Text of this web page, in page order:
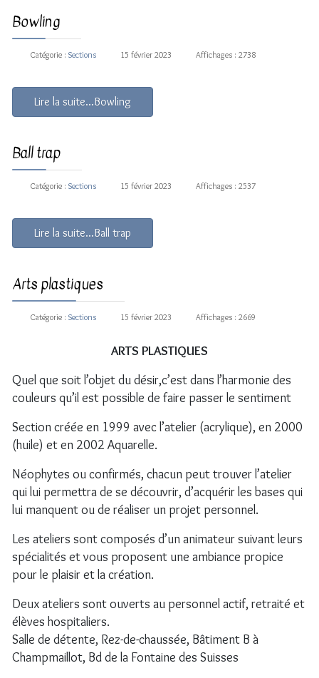
Bowling
Catégorie : Sections 15 février 2023 Affichages : 2738
Lire la suite...Bowling
Ball trap
Catégorie : Sections 15 février 2023 Affichages : 2537
Lire la suite...Ball trap
Arts plastiques
Catégorie : Sections 15 février 2023 Affichages : 2669
ARTS PLASTIQUES
Quel que soit l’objet du désir,c’est dans l’harmonie des
couleurs qu’il est possible de faire passer le sentiment
Section créée en 1999 avec l’atelier (acrylique), en 2000
(huile) et en 2002 Aquarelle.
Néophytes ou confirmés, chacun peut trouver l’atelier
qui lui permettra de se découvrir, d’acquérir les bases qui
lui manquent ou de réaliser un projet personnel.
Les ateliers sont composés d’un animateur suivant leurs
spécialités et vous proposent une ambiance propice
pour le plaisir et la création.
Deux ateliers sont ouverts au personnel actif, retraité et
élèves hospitaliers.
Salle de détente, Rez-de-chaussée, Bâtiment B à
Champmaillot, Bd de la Fontaine des Suisses